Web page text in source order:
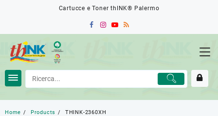
Cartucce e Toner thINK® Palermo
Home Products THINK-2360XH